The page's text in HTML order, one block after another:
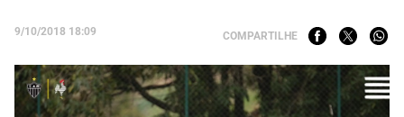
9/10/2018 18:09 COMPARTILHE